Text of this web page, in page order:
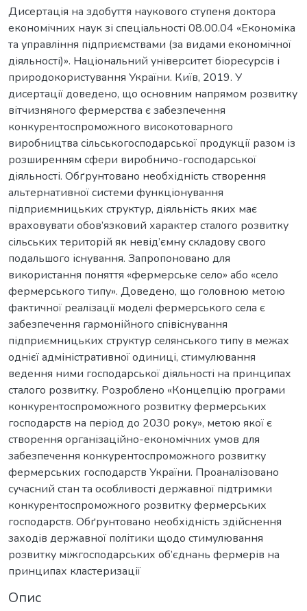
Дисертація на здобуття наукового ступеня доктора
економічних наук зі спеціальності 08.00.04 «Економіка
та управління підприємствами (за видами економічної
діяльності)». Національний університет біоресурсів і
природокористування України. Київ, 2019. У
дисертації доведено, що основним напрямом розвитку
вітчизняного фермерства є забезпечення
конкурентоспроможного високотоварного
виробництва сільськогосподарської продукції разом із
розширенням сфери виробничо-господарської
діяльності. Обґрунтовано необхідність створення
альтернативної системи функціонування
підприємницьких структур, діяльність яких має
враховувати обов’язковий характер сталого розвитку
сільських територій як невід’ємну складову свого
подальшого існування. Запропоновано для
використання поняття «фермерське село» або «село
фермерського типу». Доведено, що головною метою
фактичної реалізації моделі фермерського села є
забезпечення гармонійного співіснування
підприємницьких структур селянського типу в межах
однієї адміністративної одиниці, стимулювання
ведення ними господарської діяльності на принципах
сталого розвитку. Розроблено «Концепцію програми
конкурентоспроможного розвитку фермерських
господарств на період до 2030 року», метою якої є
створення організаційно-економічних умов для
забезпечення конкурентоспроможного розвитку
фермерських господарств України. Проаналізовано
сучасний стан та особливості державної підтримки
конкурентоспроможного розвитку фермерських
господарств. Обґрунтовано необхідність здійснення
заходів державної політики щодо стимулювання
розвитку міжгосподарських об’єднань фермерів на
принципах кластеризації
Опис